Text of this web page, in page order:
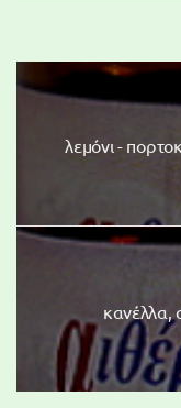
λεμόνι -
κανέλλα,